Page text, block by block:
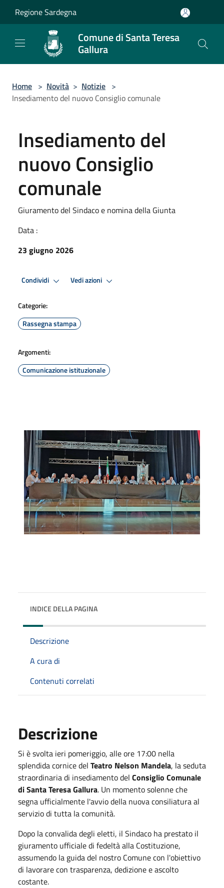
Regione Sardegna
Comune di Santa Teresa
Gallura
Home > Novità > Notizie >
Insediamento del nuovo Consiglio comunale
Insediamento del
nuovo Consiglio
comunale
Giuramento del Sindaco e nomina della Giunta
Data :
23 giugno 2026
Condividi Vedi azioni
Categorie:
Rassegna stampa
Argomenti:
Comunicazione istituzionale
INDICE DELLA PAGINA
Descrizione
A cura di
Contenuti correlati
Descrizione
Si è svolta ieri pomeriggio, alle ore 17:00 nella
splendida cornice del Teatro Nelson Mandela, la seduta
straordinaria di insediamento del Consiglio Comunale
di Santa Teresa Gallura. Un momento solenne che
segna ufficialmente l'avvio della nuova consiliatura al
servizio di tutta la comunità.
Dopo la convalida degli eletti, il Sindaco ha prestato il
giuramento ufficiale di fedeltà alla Costituzione,
assumendo la guida del nostro Comune con l'obiettivo
di lavorare con trasparenza, dedizione e ascolto
costante.